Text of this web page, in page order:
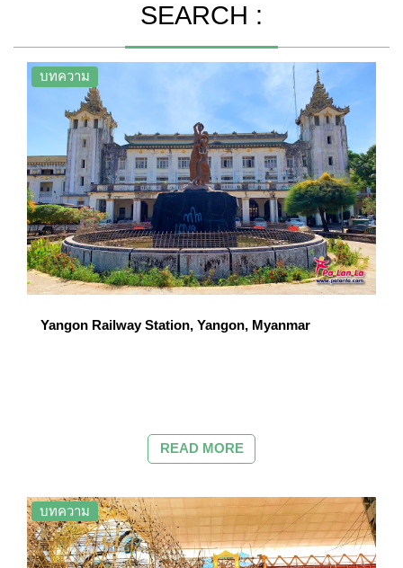
SEARCH :
บทความ
Yangon Railway Station, Yangon, Myanmar
READ MORE
บทความ